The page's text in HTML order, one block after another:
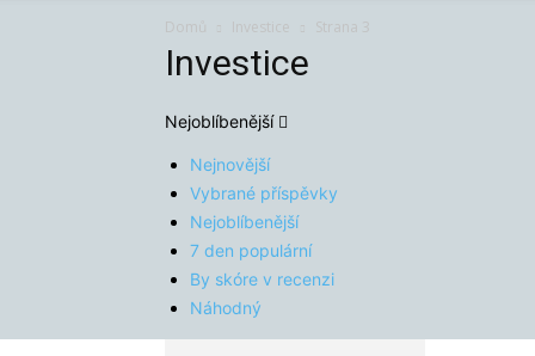
Domů Investice Strana 3
Investice
Nejoblíbenější
Nejnovější
Vybrané příspěvky
Nejoblíbenější
7 den populární
By skóre v recenzi
Náhodný